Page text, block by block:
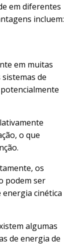
em diferentes
incluem:
em muitas
de
o que
os
podem ser
cinética
algumas
de energia de